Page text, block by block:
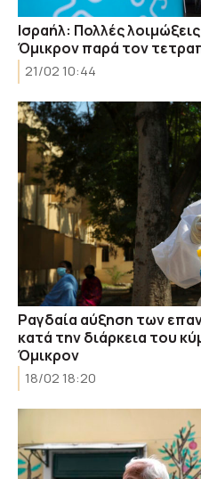
Ισραήλ: Πολλές
Όμικρον παρά τον
21/02 10:44
Ραγδαία αύξηση των
κατά την διάρκεια του
Όμικρον
18/02 18:20